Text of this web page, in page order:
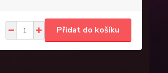
Přidat do košíku